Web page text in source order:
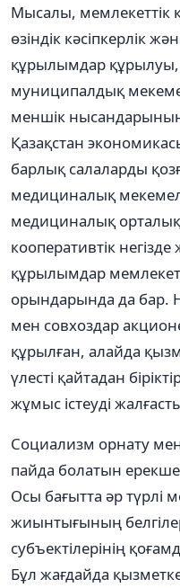
Мысалы, мемлекеттік
өзіндік кәсіпкерлік
құрылымдар құрылуы,
муниципалдық
меншік нысандарының
Қазақстан
барлық салаларды
медициналық
медициналық
кооперативтік
құрылымдар
орындарында да бар.
мен совхоздар
құрылған, алайда
үлесті қайтадан
жұмыс істеуді
Социализм орнату
пайда болатын
Осы бағытта әр түрлі
жиынтығының
субъектілерінің
Бұл жағдайда